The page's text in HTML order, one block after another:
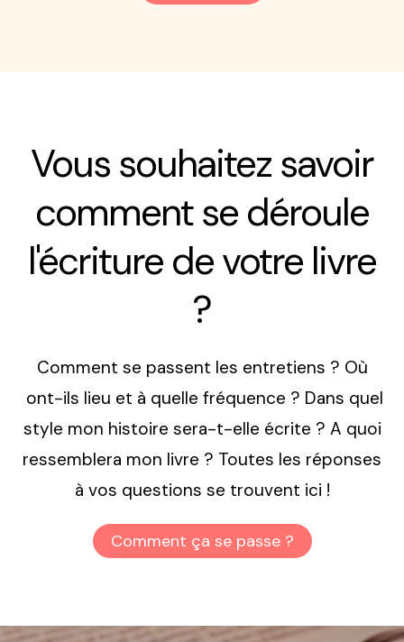
Vous souhaitez savoir
comment se déroule
l'écriture de votre livre
?
Comment se passent les entretiens ? Où
ont-ils lieu et à quelle fréquence ? Dans quel
style mon histoire sera-t-elle écrite ? A quoi
ressemblera mon livre ? Toutes les réponses
à vos questions se trouvent ici !
Comment ça se passe ?